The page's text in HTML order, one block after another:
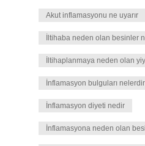
Akut inflamasyonu ne uyarır
İltihaba neden olan besinler
İltihaplanmaya neden olan
İnflamasyon bulguları nelerdir
İnflamasyon diyeti nedir
İnflamasyona neden olan